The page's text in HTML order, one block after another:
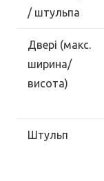
/ штульпа
Двері (макс.
ширина/
висота)
Штульп